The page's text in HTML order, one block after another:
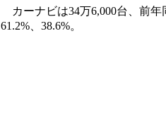
カーナビは34万6,000台、前年
61.2%、38.6%。